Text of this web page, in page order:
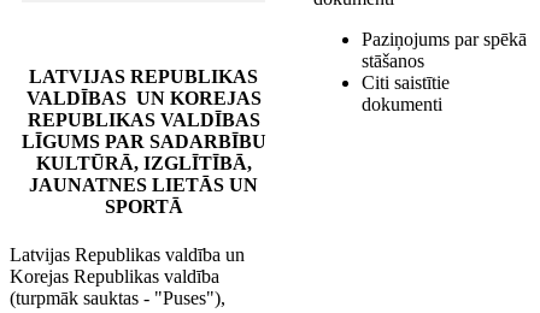
LATVIJAS REPUBLIKAS
VALDĪBAS UN KOREJAS
REPUBLIKAS VALDĪBAS
LĪGUMS PAR SADARBĪBU
KULTŪRĀ, IZGLĪTĪBĀ,
JAUNATNES LIETĀS UN
SPORTĀ
Latvijas Republikas valdība un
Korejas Republikas valdība
(turpmāk sauktas - "Puses"),
Paziņojums par spēkā
stāšanos
Citi saistītie
dokumenti